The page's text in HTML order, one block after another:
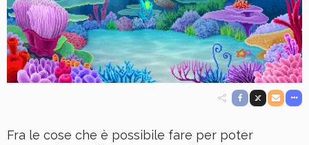
Fra le cose che è possibile fare per poter